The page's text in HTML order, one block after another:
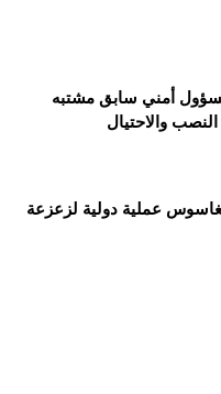
أمني سابق مشتبه
والاحتيال
عملية دولية لزعزعة